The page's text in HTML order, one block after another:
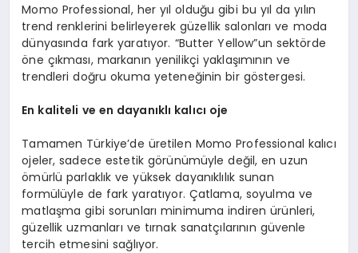
Momo Professional, her yıl olduğu gibi bu yıl da yılın
trend renklerini belirleyerek güzellik salonları ve moda
dünyasında fark yaratıyor. “Butter Yellow”un sektörde
öne çıkması, markanın yenilikçi yaklaşımının ve
trendleri doğru okuma yeteneğinin bir göstergesi.
En kaliteli ve en dayanıklı kalıcı oje
Tamamen Türkiye’de üretilen Momo Professional kalıcı
ojeler, sadece estetik görünümüyle değil, en uzun
ömürlü parlaklık ve yüksek dayanıklılık sunan
formülüyle de fark yaratıyor. Çatlama, soyulma ve
matlaşma gibi sorunları minimuma indiren ürünleri,
güzellik uzmanları ve tırnak sanatçılarının güvenle
tercih etmesini sağlıyor.